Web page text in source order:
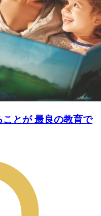
とが 最良の教育で